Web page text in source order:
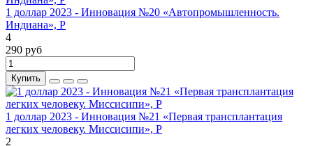
1 доллар 2023 - Инновация №20 «Автопромышленность.
Индиана», P
4
290 руб
Купить
1 доллар 2023 - Инновация №21 «Первая трансплантация
легких человеку. Миссисипи», P
2